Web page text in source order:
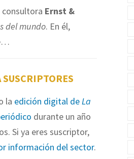
Ernst &
del mundo. En él,
la edición digital deLa
durante un año
Si ya eres suscriptor,
información del sector.